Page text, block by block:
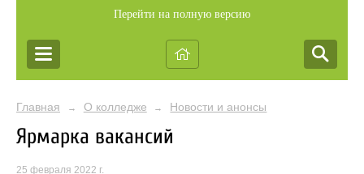
Перейти на полную версию
Главная → О колледже → Новости и анонсы
Ярмарка вакансий
25 февраля 2022 г.